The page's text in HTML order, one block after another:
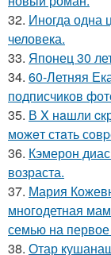
32. Иногда одна
человека.
33. Японец 30
34. 60-Летняя
подписчиков
35. В X нaшли
можeт стaть
36. Кэмерон
возраста.
37. Мария
многодетная
семью на
38. Отар